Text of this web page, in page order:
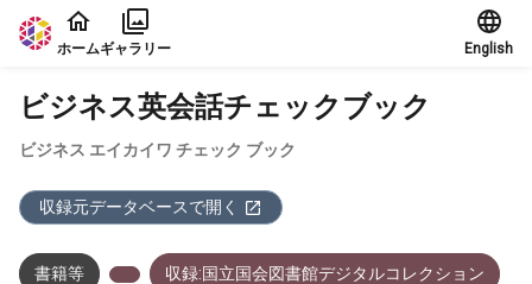
本文に飛ぶ
ホームギャラリー English
ビジネス英会話チェックブック
ビジネス エイカイワ チェック ブック
収録元データベースで開く
書籍等 収録:国立国会図書館デジタルコレクション